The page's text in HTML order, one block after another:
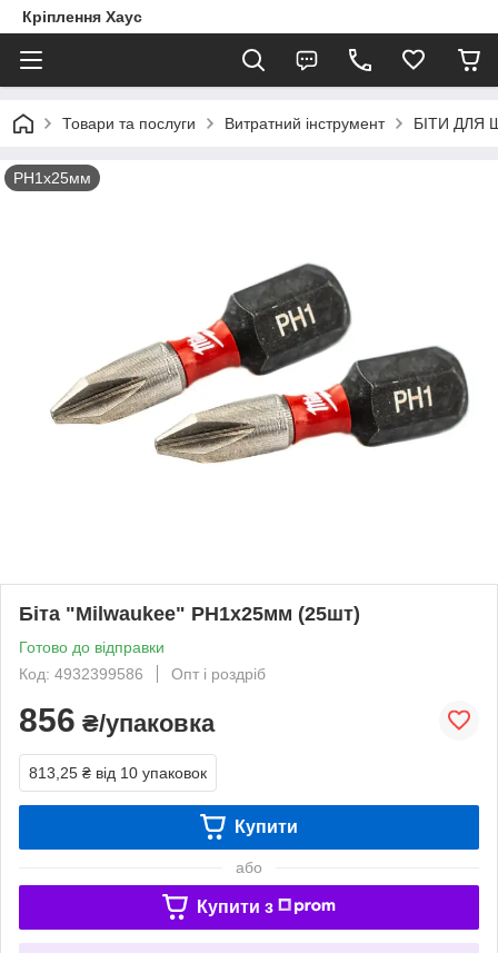
Кріплення Хаус
Товари та послуги Витратний інструмент БІТИ ДЛЯ
РН1х25мм
Біта "Milwaukee" РН1х25мм (25шт)
Готово до відправки
Код: 4932399586
Опт і роздріб
856 ₴/упаковка
813,25 ₴ від 10 упаковок
Купити
або
Купити з